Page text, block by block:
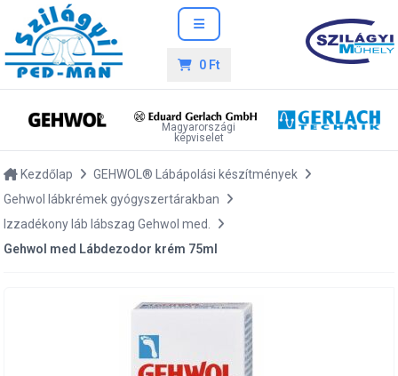
0 Ft
Magyarországi
képviselet
Kezdőlap
GEHWOL® Lábápolási készítmények
Gehwol lábkrémek gyógyszertárakban
Izzadékony láb lábszag Gehwol med.
Gehwol med Lábdezodor krém 75ml